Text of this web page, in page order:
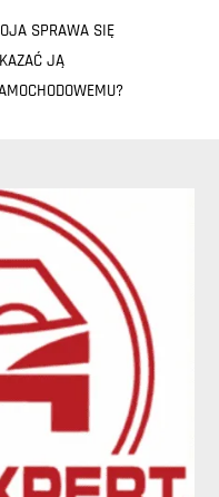
SPRAWA SIĘ
JĄ